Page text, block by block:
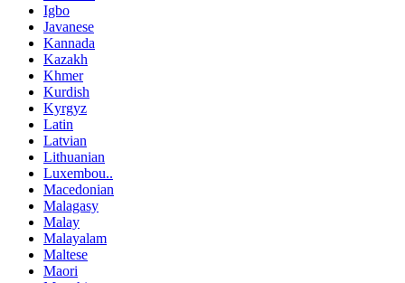
Igbo
Javanese
Kannada
Kazakh
Khmer
Kurdish
Kyrgyz
Latin
Latvian
Lithuanian
Luxembou..
Macedonian
Malagasy
Malay
Malayalam
Maltese
Maori